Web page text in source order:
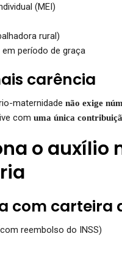
(MEI)
rural)
período de graça
carência
maternidade não exige
com uma única
o auxílio
com carteira
reembolso do INSS)